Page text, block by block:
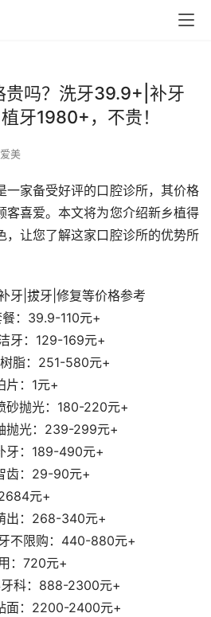
贵吗？洗牙39.9+|补牙
牙1980+，不贵！
美
一家备受好评的口腔诊所，其价格
客喜爱。本文将为您介绍新乡植得
，让您了解这家口腔诊所的优势所
牙|拔牙|修复等价格参考
：39.9-110元+
牙：129-169元+
脂：251-580元+
片：1元+
砂抛光：180-220元+
抛光：239-299元+
牙：189-490元+
齿：29-90元+
元+
出：268-340元+
不限购：440-880元+
：720元+
科：888-2300元+
面：2200-2400元+